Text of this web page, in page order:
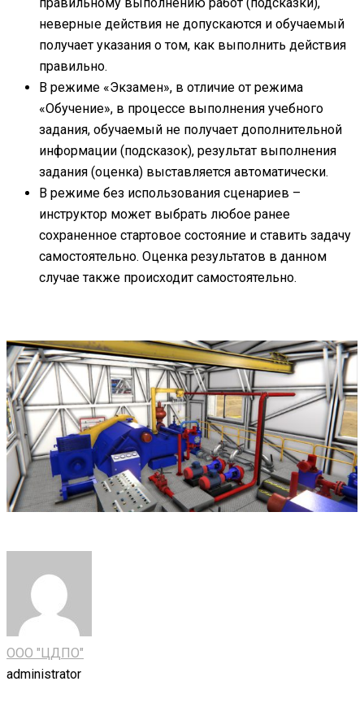
неверные действия не допускаются и обучаемый
получает указания о том, как выполнить действия
правильно.
В режиме «Экзамен», в отличие от режима
«Обучение», в процессе выполнения учебного
задания, обучаемый не получает дополнительной
информации (подсказок), результат выполнения
задания (оценка) выставляется автоматически.
В режиме без использования сценариев –
инструктор может выбрать любое ранее
сохраненное стартовое состояние и ставить задачу
самостоятельно. Оценка результатов в данном
случае также происходит самостоятельно.
ООО "ЦДПО"
administrator